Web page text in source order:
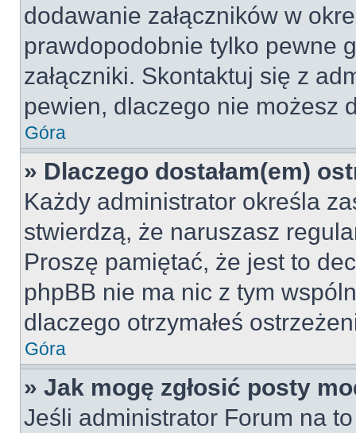
dodawanie załączników w
prawdopodobnie tylko pewne
załączniki. Skontaktuj się z
pewien, dlaczego nie możesz
Góra
» Dlaczego dostałam(em)
Każdy administrator określa
stwierdzą, że naruszasz
Proszę pamiętać, że jest to
phpBB nie ma nic z tym
dlaczego otrzymałeś
Góra
» Jak mogę zgłosić posty
Jeśli administrator Forum na